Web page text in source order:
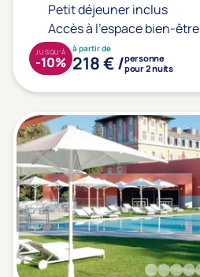
Petit déjeuner inclus
Accès à l'espace bien-être
à partir de
218 € /personne
pour 2 nuits
JUSQU'À
-10%